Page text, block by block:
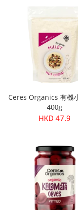
Ceres Organics 有機
400g
HKD 47.9